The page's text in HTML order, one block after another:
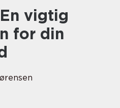
for din